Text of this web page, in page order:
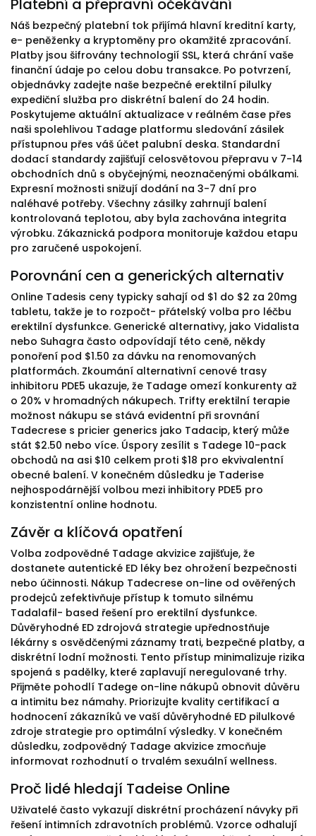
Platební a přepravní očekávání
Náš bezpečný platební tok přijímá hlavní kreditní karty,
e- peněženky a kryptoměny pro okamžité zpracování.
Platby jsou šifrovány technologií SSL, která chrání vaše
finanční údaje po celou dobu transakce. Po potvrzení,
objednávky zadejte naše bezpečné erektilní pilulky
expediční služba pro diskrétní balení do 24 hodin.
Poskytujeme aktuální aktualizace v reálném čase přes
naši spolehlivou Tadage platformu sledování zásilek
přístupnou přes váš účet palubní deska. Standardní
dodací standardy zajišťují celosvětovou přepravu v 7-14
obchodních dnů s obyčejnými, neoznačenými obálkami.
Expresní možnosti snižují dodání na 3-7 dní pro
naléhavé potřeby. Všechny zásilky zahrnují balení
kontrolovaná teplotou, aby byla zachována integrita
výrobku. Zákaznická podpora monitoruje každou etapu
pro zaručené uspokojení.
Porovnání cen a generických alternativ
Online Tadesis ceny typicky sahají od $1 do $2 za 20mg
tabletu, takže je to rozpočt- přátelský volba pro léčbu
erektilní dysfunkce. Generické alternativy, jako Vidalista
nebo Suhagra často odpovídají této ceně, někdy
ponoření pod $1.50 za dávku na renomovaných
platformách. Zkoumání alternativní cenové trasy
inhibitoru PDE5 ukazuje, že Tadage omezí konkurenty až
o 20% v hromadných nákupech. Trifty erektilní terapie
možnost nákupu se stává evidentní při srovnání
Tadecrese s pricier generics jako Tadacip, který může
stát $2.50 nebo více. Úspory zesílit s Tadege 10-pack
obchodů na asi $10 celkem proti $18 pro ekvivalentní
obecné balení. V konečném důsledku je Taderise
nejhospodárnější volbou mezi inhibitory PDE5 pro
konzistentní online hodnotu.
Závěr a klíčová opatření
Volba zodpovědné Tadage akvizice zajišťuje, že
dostanete autentické ED léky bez ohrožení bezpečnosti
nebo účinnosti. Nákup Tadecrese on-line od ověřených
prodejců zefektivňuje přístup k tomuto silnému
Tadalafil- based řešení pro erektilní dysfunkce.
Důvěryhodné ED zdrojová strategie upřednostňuje
lékárny s osvědčenými záznamy trati, bezpečné platby, a
diskrétní lodní možnosti. Tento přístup minimalizuje rizika
spojená s padělky, které zaplavují neregulované trhy.
Přijměte pohodlí Tadege on-line nákupů obnovit důvěru
a intimitu bez námahy. Priorizujte kvality certifikací a
hodnocení zákazníků ve vaší důvěryhodné ED pilulkové
zdroje strategie pro optimální výsledky. V konečném
důsledku, zodpovědný Tadage akvizice zmocňuje
informovat rozhodnutí o trvalém sexuální wellness.
Proč lidé hledají Tadeise Online
Uživatelé často vykazují diskrétní procházení návyky při
řešení intimních zdravotních problémů. Vzorce odhalují